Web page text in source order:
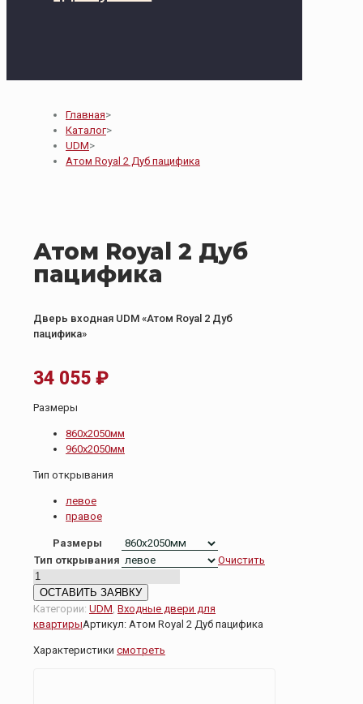
Главная>
Каталог>
UDM>
Атом Royal 2 Дуб пацифика
Атом Royal 2 Дуб
пацифика
Дверь входная UDM «Атом Royal 2 Дуб
пацифика»
34 055 ₽
Размеры
860х2050мм
960х2050мм
Тип открывания
левое
правое
Размеры
Тип открывания
Очистить
Количество
товара
Атом
Royal
Дуб
ОСТАВИТЬ ЗАЯВКУ
Категории: UDM Входные двери для
квартирыАртикул: Атом Royal 2 Дуб пацифика
Характеристики смотреть